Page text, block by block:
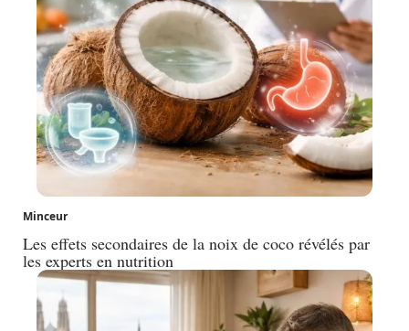
Minceur
Les effets secondaires de la noix de coco révélés par
les experts en nutrition